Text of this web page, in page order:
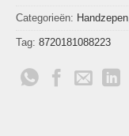
Categorieën: Handzepen
Tag: 8720181088223